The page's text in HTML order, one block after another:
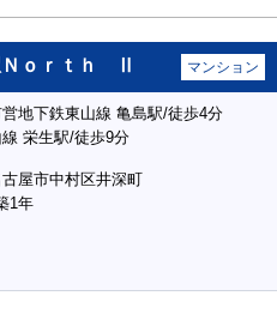
Ｎｏｒｔｈ Ⅱ マンション
地下鉄東山線 亀島駅/徒歩4分
栄生駅/徒歩9分
屋市中村区井深町
1年